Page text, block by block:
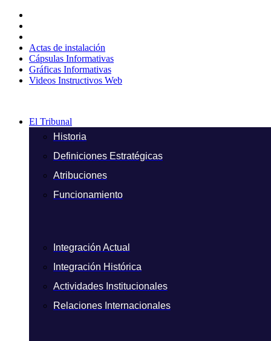
contenido
Actas de instalación
Cápsulas Informativas
Gráficas Informativas
Videos Instructivos Web
El Tribunal
Historia
Definiciones Estratégicas
Atribuciones
Funcionamiento
Integración Actual
Integración Histórica
Actividades Institucionales
Relaciones Internacionales